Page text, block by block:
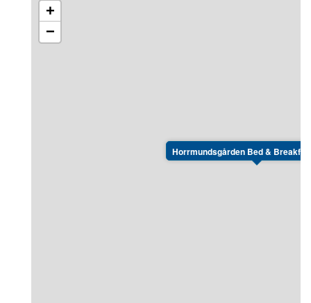
våningssängar på alla rum och gemensamma
toaletter och duschar i närheten av rummen. Alla
sängar har resårmadrasser och sängkläder samt
Horrmundsgården Bed &
+
−